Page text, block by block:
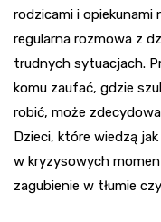
rodzicami i
regularna rozmowa z
trudnych sytuacjach.
komu zaufać, gdzie
robić, może
Dzieci, które wiedzą
w kryzysowych
zagubienie w tłumie